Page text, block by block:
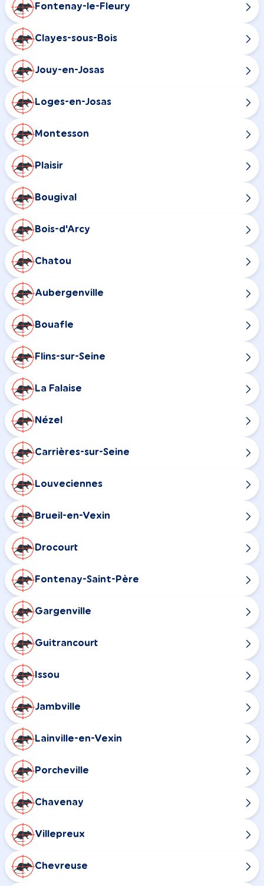
Fontenay-le-Fleury
Clayes-sous-Bois
Jouy-en-Josas
Loges-en-Josas
Montesson
Plaisir
Bougival
Bois-d'Arcy
Chatou
Aubergenville
Bouafle
Flins-sur-Seine
La Falaise
Nézel
Carrières-sur-Seine
Louveciennes
Brueil-en-Vexin
Drocourt
Fontenay-Saint-Père
Gargenville
Guitrancourt
Issou
Jambville
Lainville-en-Vexin
Porcheville
Chavenay
Villepreux
Chevreuse